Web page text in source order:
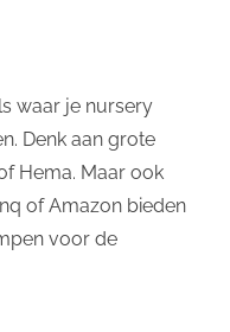
waar je nursery
Denk aan grote
Hema. Maar ook
of Amazon bieden
voor de